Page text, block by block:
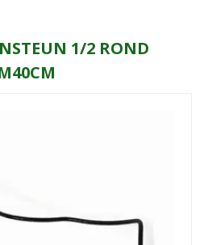
1/2 ROND